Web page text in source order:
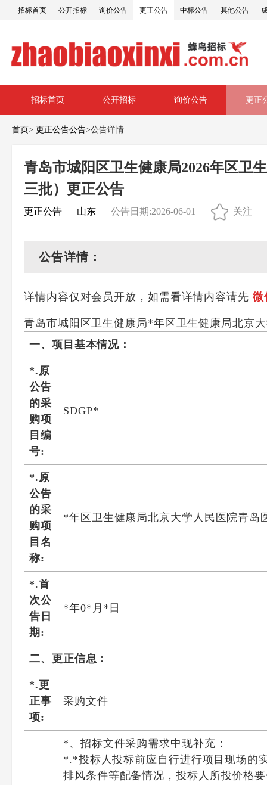
招标首页 公开招标 询价公告 更正公告 中标公告 其他公告
招标首页 公开招标 询价公告 更正
首页> 更正公告公告>公告详情
青岛市城阳区卫生健康局2026年区卫
三批）更正公告
更正公告 山东 公告日期:2026-06-01 关注
公告详情：
详情内容仅对会员开放，如需看详情内容请先 微
青岛市城阳区卫生健康局*年区卫生健康局北京
一、项目基本情况：
*.原
公告
的采
购项
目编
号:
SDGP*
*.原
公告
的采
购项
目名
称:
*年区卫生健康局北京大学人民医院青岛
*.首
次公
告日
期:
*年0*月*日
二、更正信息：
*.更
正事
项:
采购文件
*、招标文件采购需求中现补充：
*.*投标人投标前应自行进行项目现场的
排风条件等配备情况，投标人所投价格